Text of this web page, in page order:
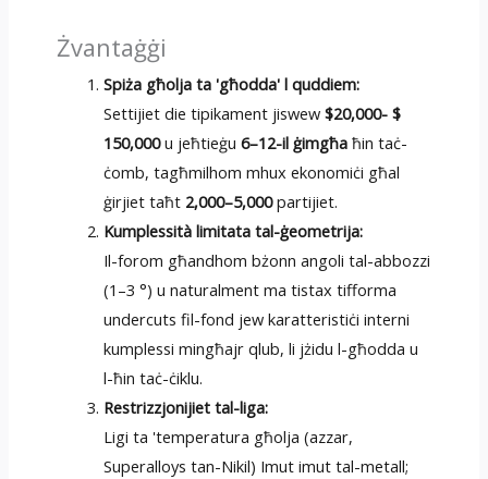
Żvantaġġi
Spiża għolja ta 'għodda' l quddiem:
Settijiet die tipikament jiswew$20,000- $
150,000u jeħtieġu6–12-il ġimgħa ħin taċ-
ċomb, tagħmilhom mhux ekonomiċi għal
ġirjiet taħt 2,000–5,000partijiet.
Kumplessità limitata tal-ġeometrija:
Il-forom għandhom bżonn angoli tal-abbozzi
(1–3 °) u naturalment ma tistax tifforma
undercuts fil-fond jew karatteristiċi interni
kumplessi mingħajr qlub, li jżidu l-għodda u
l-ħin taċ-ċiklu.
Restrizzjonijiet tal-liga:
Ligi ta 'temperatura għolja (azzar,
Superalloys tan-Nikil) Imut imut tal-metall;